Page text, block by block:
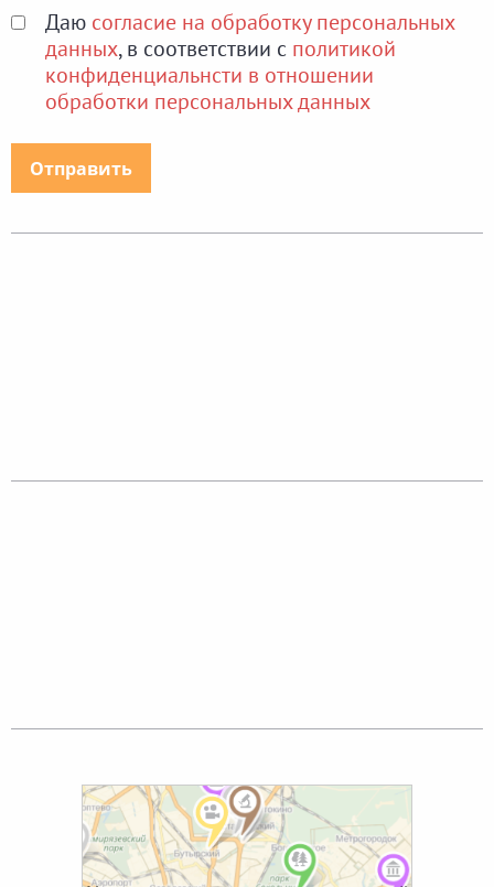
Даю согласие на обработку персональных
данных, в соответствии с политикой
конфиденциальнсти в отношении
обработки персональных данных